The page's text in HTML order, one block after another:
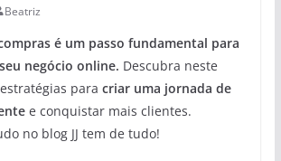
Beatriz
é um passo fundamental para
negócio online. Descubra neste
para criar uma jornada de
e conquistar mais clientes.
no blog JJ tem de tudo!